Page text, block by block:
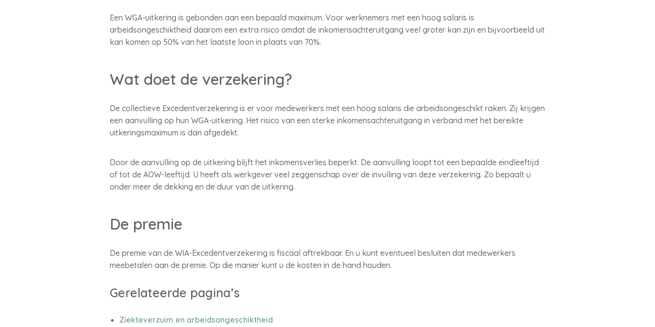
Een WGA-uitkering is gebonden aan een bepaald maximum. Voor werknemers met een hoog salaris is
arbeidsongeschiktheid daarom een extra risico omdat de inkomensachteruitgang veel groter kan zijn en bijvoorbeeld uit
kan komen op 50% van het laatste loon in plaats van 70%.
Wat doet de verzekering?
De collectieve Excedentverzekering is er voor medewerkers met een hoog salaris die arbeidsongeschikt raken. Zij krijgen
een aanvulling op hun WGA-uitkering. Het risico van een sterke inkomensachteruitgang in verband met het bereikte
uitkeringsmaximum is dan afgedekt.
Door de aanvulling op de uitkering blijft het inkomensverlies beperkt. De aanvulling loopt tot een bepaalde eindleeftijd
of tot de AOW-leeftijd. U heeft als werkgever veel zeggenschap over de invulling van deze verzekering. Zo bepaalt u
onder meer de dekking en de duur van de uitkering.
De premie
De premie van de WIA-Excedentverzekering is fiscaal aftrekbaar. En u kunt eventueel besluiten dat medewerkers
meebetalen aan de premie. Op die manier kunt u de kosten in de hand houden.
Gerelateerde pagina’s
Ziekteverzuim en arbeidsongeschiktheid